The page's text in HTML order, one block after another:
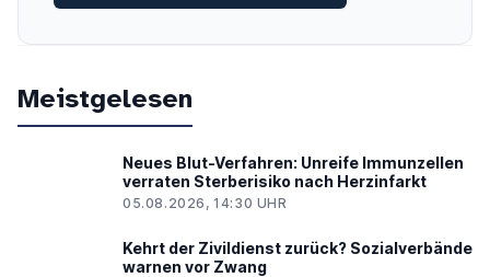
Meistgelesen
Neues Blut-Verfahren: Unreife Immunzellen
verraten Sterberisiko nach Herzinfarkt
05.08.2026, 14:30 UHR
Kehrt der Zivildienst zurück? Sozialverbände
warnen vor Zwang